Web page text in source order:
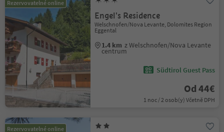
Rezervovatelné online
Engel's Residence
Welschnofen/Nova Levante, Dolomites Region
Eggental
1.4 km z Welschnofen/Nova Levante
centrum
Südtirol Guest Pass
Od 44€
1 noc / 2 osob(y) Včetně DPH
Rezervovatelné online